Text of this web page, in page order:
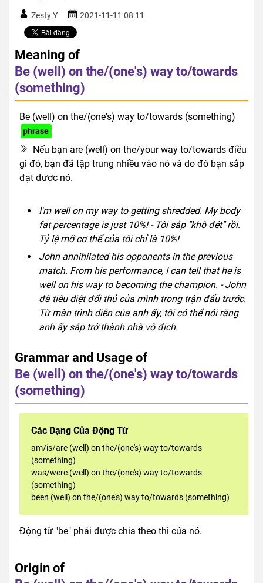
Zesty Y 2021-11-11 08:11
Meaning of
Be (well) on the/(one's) way to/towards
(something)
Be (well) on the/(one's) way to/towards (something)
phrase
Nếu bạn are (well) on the/your way to/towards điều
gì đó, bạn đã tập trung nhiều vào nó và do đó bạn sắp
đạt được nó.
I'm well on my way to getting shredded. My body
fat percentage is just 10%! - Tôi sắp "khô đét" rồi.
Tỷ lệ mỡ cơ thể của tôi chỉ là 10%!
John annihilated his opponents in the previous
match. From his performance, I can tell that he is
well on his way to becoming the champion. - John
đã tiêu diệt đối thủ của mình trong trận đấu trước.
Từ màn trình diễn của anh ấy, tôi có thể nói rằng
anh ấy sắp trở thành nhà vô địch.
Grammar and Usage of
Be (well) on the/(one's) way to/towards
(something)
Các Dạng Của Động Từ
am/is/are (well) on the/(one's) way to/towards
(something)
was/were (well) on the/(one's) way to/towards
(something)
been (well) on the/(one's) way to/towards (something)
Động từ "be" phải được chia theo thì của nó.
Origin of